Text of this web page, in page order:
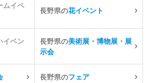
ムイベ
長野県の花イベント
イベン
長野県の美術展・博物展・展
示会
長野県のフェア